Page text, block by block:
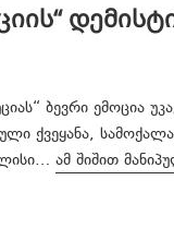
ბევრი ემოცია
ქვეყანა,
ამ შიშით